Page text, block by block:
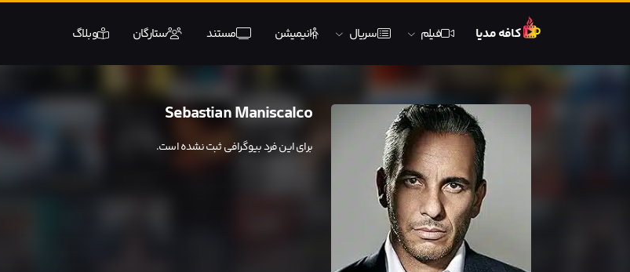
کافه مدیا فیلم سریال انیمیشن مستند ستارگان وبلاگ
Sebastian Maniscalco
برای این فرد بیوگرافی ثبت نشده است.